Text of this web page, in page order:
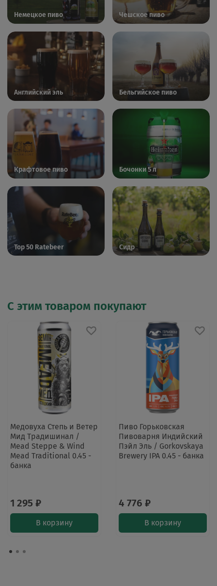
Немецкое пиво Чешское пиво
Английский эль Бельгийское пиво
Крафтовое пиво Бочонки 5 л
Top 50 Ratebeer Сидр
С этим товаром покупают
Медовуха Степь и Ветер
Мид Традишинал /
Mead Steppe & Wind
Mead Traditional 0.45 -
банка
1 295 ₽
В корзину
Пиво Горьковская
Пивоварня Индийский
Пэйл Эль / Gorkovskaya
Brewery IPA 0.45 - банка
4 776 ₽
В корзину